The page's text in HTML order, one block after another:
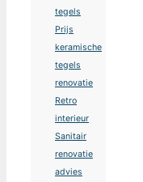
tegels
Prijs
keramische
tegels
renovatie
Retro
interieur
Sanitair
renovatie
advies